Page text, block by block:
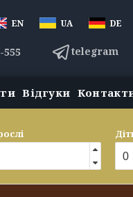
EN UA DE
555 telegram
Відгуки